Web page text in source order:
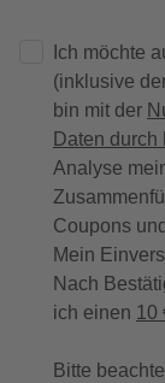
Ich möchte
(inklusive
bin mit der
Daten durch
Analyse
Coupons
Mein
Nach
ich einen 10
Bitte